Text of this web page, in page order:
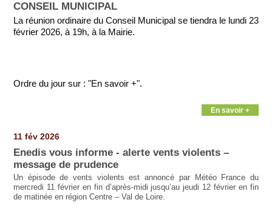
CONSEIL MUNICIPAL
La réunion ordinaire du Conseil Municipal se tiendra le lundi 23
février 2026, à 19h, à la Mairie.
Ordre du jour sur : "En savoir +".
En savoir +
11 fév 2026
Enedis vous informe - alerte vents violents –
message de prudence
Un épisode de vents violents est annoncé par Météo France du
mercredi 11 février en fin d’après-midi jusqu’au jeudi 12 février en fin
de matinée en région Centre – Val de Loire.